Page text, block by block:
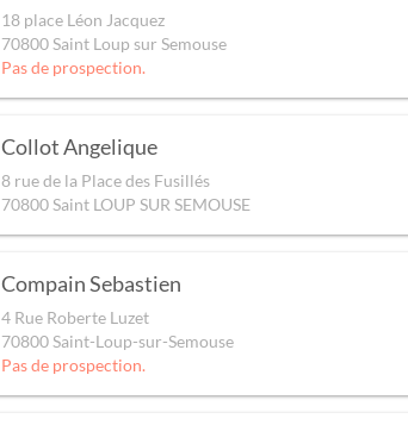
18 place Léon Jacquez
70800Saint Loup sur Semouse
Pas de prospection.
Collot Angelique
8 rue de la Place des Fusillés
70800Saint LOUP SUR SEMOUSE
Compain Sebastien
4 Rue Roberte Luzet
70800Saint-Loup-sur-Semouse
Pas de prospection.